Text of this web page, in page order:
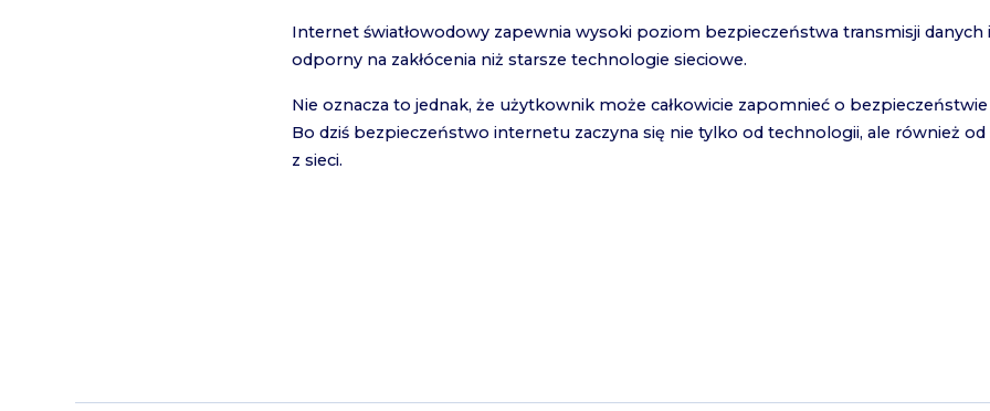
Internet światłowodowy zapewnia wysoki poziom bezpieczeństwa transmisji danych
odporny na zakłócenia niż starsze technologie sieciowe.
Nie oznacza to jednak, że użytkownik może całkowicie zapomnieć o
Bo dziś bezpieczeństwo internetu zaczyna się nie tylko od technologii, ale również
z sieci.